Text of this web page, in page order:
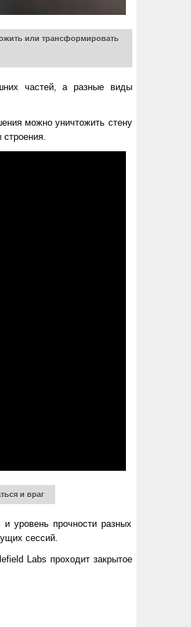
или трансформировать
частей, а разные виды
можно уничтожить стену
и враг
уровень прочности разных
сессий.
Labs проходит закрытое